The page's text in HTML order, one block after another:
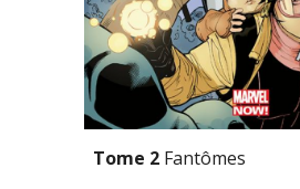
Tome 2 Fantômes